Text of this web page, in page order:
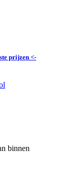
prijzen <-
binnen